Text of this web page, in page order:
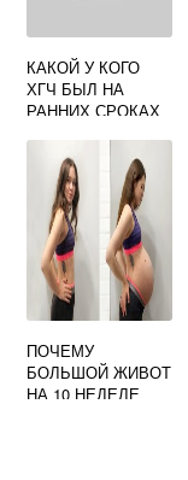
КАКОЙ У КОГО
ХГЧ БЫЛ НА
РАННИХ СРОКАХ
ФОРУМ
ПОЧЕМУ
БОЛЬШОЙ ЖИВОТ
НА 10 НЕДЕЛЕ